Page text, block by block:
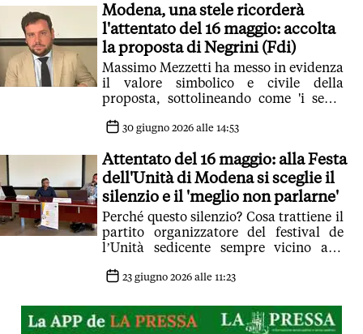
Modena, una stele ricorderà
l'attentato del 16 maggio: accolta
la proposta di Negrini (Fdi)
Massimo Mezzetti ha messo in evidenza
il valore simbolico e civile della
proposta, sottolineando come 'i segni
30 giugno 2026 alle 14:53
Attentato del 16 maggio: alla Festa
dell'Unità di Modena si sceglie il
silenzio e il 'meglio non parlarne'
Perché questo silenzio? Cosa trattiene il
partito organizzatore del festival de
l’Unità sedicente sempre vicino alla
23 giugno 2026 alle 11:23